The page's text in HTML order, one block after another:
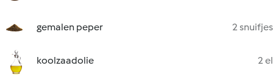
gemalen peper 2 snuifjes
koolzaadolie 2 el